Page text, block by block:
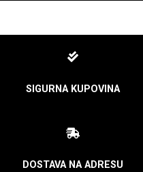
SIGURNA KUPOVINA
DOSTAVA NA ADRESU